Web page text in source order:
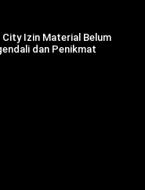
City Izin Material Belum
dan Penikmat